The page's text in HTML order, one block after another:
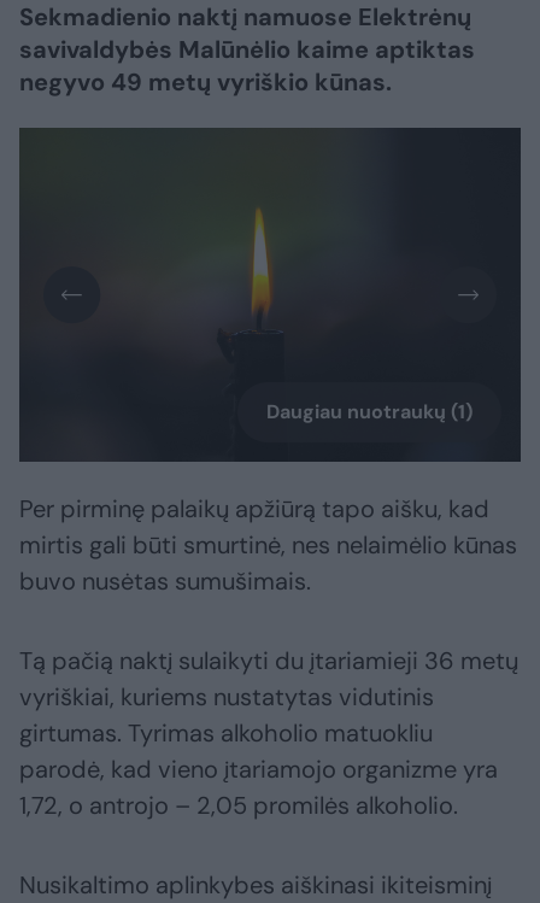
Sekmadienio naktį namuose Elektrėnų
savivaldybės Malūnėlio kaime aptiktas
negyvo 49 metų vyriškio kūnas.
Daugiau nuotraukų (1)
Per pirminę palaikų apžiūrą tapo aišku, kad
mirtis gali būti smurtinė, nes nelaimėlio kūnas
buvo nusėtas sumušimais.
Tą pačią naktį sulaikyti du įtariamieji 36 metų
vyriškiai, kuriems nustatytas vidutinis
girtumas. Tyrimas alkoholio matuokliu
parodė, kad vieno įtariamojo organizme yra
1,72, o antrojo – 2,05 promilės alkoholio.
Nusikaltimo aplinkybes aiškinasi ikiteisminį